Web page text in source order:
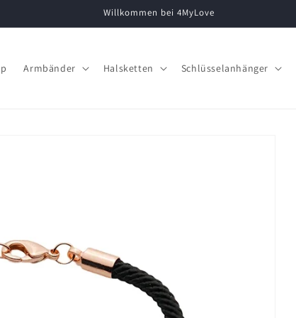
Willkommen bei 4MyLove
Armbänder Halsketten Schlüsselanhänger